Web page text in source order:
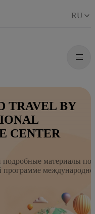
RU
TRAVEL BY
CENTER
подробные материалы по
программе